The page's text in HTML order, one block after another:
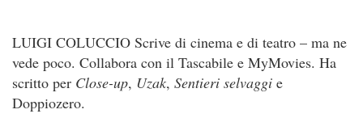
LUIGI COLUCCIO Scrive di cinema e di teatro – ma ne
vede poco. Collabora con il Tascabile e MyMovies. Ha
scritto per Close-up, Uzak, Sentieri selvaggi e
Doppiozero.